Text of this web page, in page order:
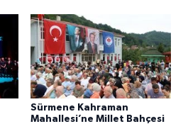
Sürmene Kahraman
Mahallesi’ne Millet Bahçesi